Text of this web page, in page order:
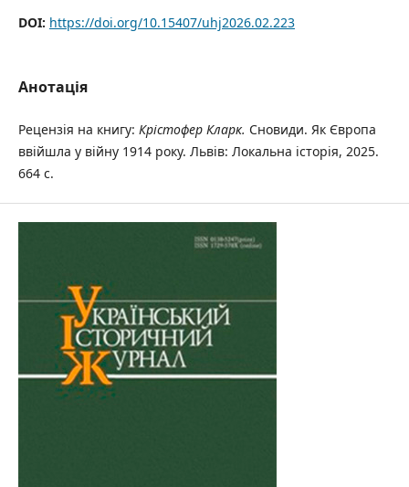
DOI: https://doi.org/10.15407/uhj2026.02.223
Анотація
Рецензія на книгу: Крістофер Кларк. Сновиди. Як Європа
ввійшла у війну 1914 року. Львів: Локальна історія, 2025.
664 с.